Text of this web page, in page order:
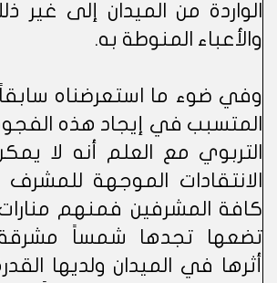
الواردة من الميدان إلى غير
والأعباء المنوطة به.
وفي ضوء ما استعرضناه سابقاً
المتسبب في إيجاد هذه
التربوي مع العلم أنه لا
الانتقادات الموجهة
كافة المشرفين فمنهم
تضعها تجدها شمساً
أثرها في الميدان ولديها